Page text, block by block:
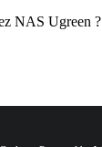
NAS Ugreen ?